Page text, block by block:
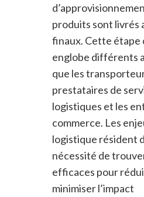
produits sont livrés
finaux. Cette étape
englobe différents
que les
prestataires de
logistiques et les
commerce. Les
logistique résident
nécessité de
efficaces pour
minimiser l’impact